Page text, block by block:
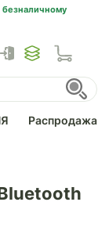
Распродажа